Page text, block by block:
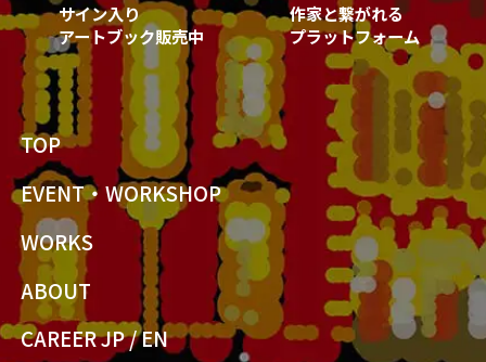
サイン入り
アートブック販売中
作家と繋がれる
プラットフォーム
TOP
EVENT・WORKSHOP
WORKS
ABOUT
CAREER JP/EN